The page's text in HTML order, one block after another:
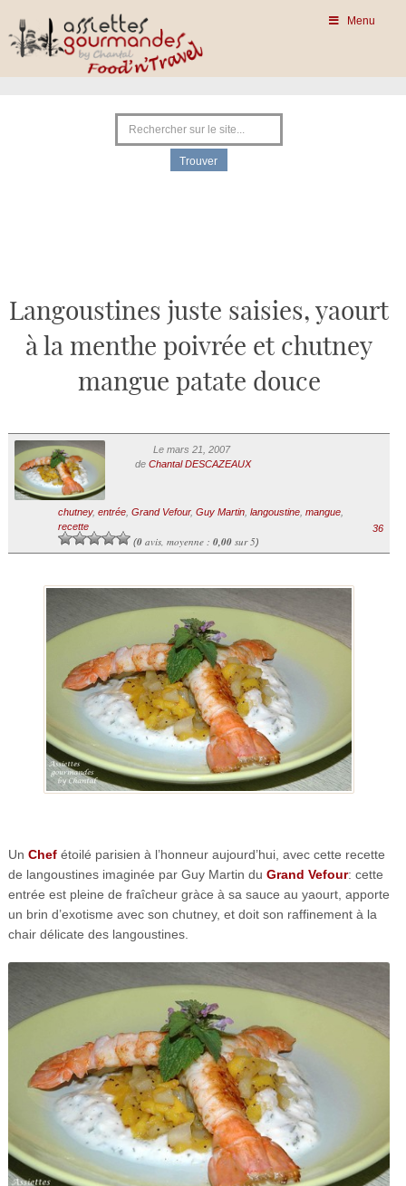
Menu
Langoustines juste saisies, yaourt
à la menthe poivrée et chutney
mangue patate douce
Le mars 21, 2007
de Chantal DESCAZEAUX
chutney, entrée, Grand Vefour, Guy Martin, langoustine, mangue,
recette
(0avis, moyenne : 0,00sur 5)
36
Un Chefétoilé parisien à l’honneur aujourd’hui, avec cette recette
de langoustines imaginée par Guy Martin du Grand Vefour: cette
entrée est pleine de fraîcheur gràce à sa sauce au yaourt, apporte
un brin d’exotisme avec son chutney, et doit son raffinement à la
chair délicate des langoustines.